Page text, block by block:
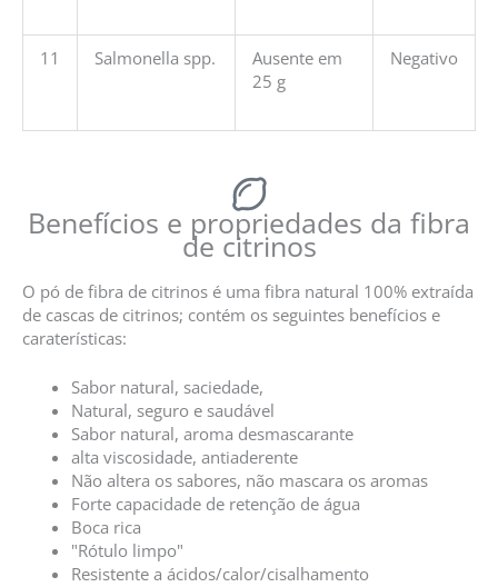
11 Salmonella spp.
Ausente em
25 g
Negativo
Benefícios e propriedades da fibra
de citrinos
O pó de fibra de citrinos é uma fibra natural 100% extraída
de cascas de citrinos; contém os seguintes benefícios e
caraterísticas:
Sabor natural, saciedade,
Natural, seguro e saudável
Sabor natural, aroma desmascarante
alta viscosidade, antiaderente
Não altera os sabores, não mascara os aromas
Forte capacidade de retenção de água
Boca rica
"Rótulo limpo"
Resistente a ácidos/calor/cisalhamento